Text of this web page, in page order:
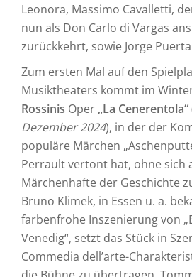
Leonora, Massimo Cavalletti,
nun als Don Carlo di Vargas
zurückkehrt, sowie Jorge
Zum ersten Mal auf den
Musiktheaters kommt im
Rossinis Oper „La Cenerentola“
Dezember 2024), in der der
populäre Märchen
Perrault vertont hat, ohne sich
Märchenhafte der Geschichte
Bruno Klimek, in Essen u. a.
farbenfrohe Inszenierung von
Venedig“, setzt das Stück in
Commedia dell’arte-